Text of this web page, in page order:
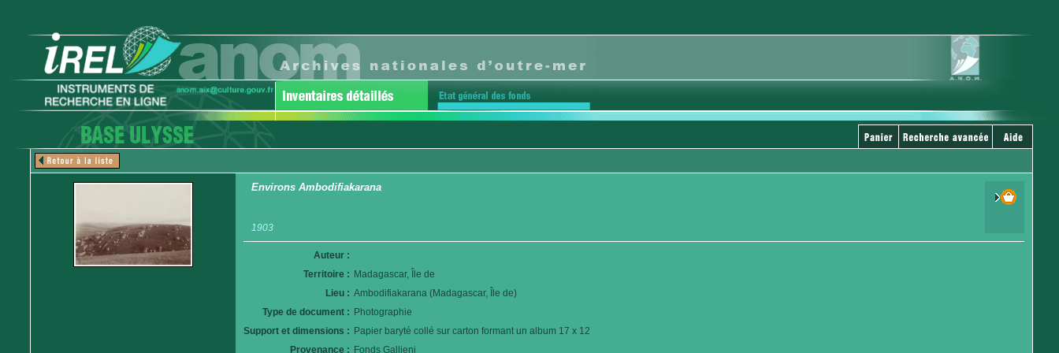
Environs Ambodifiakarana
1903
Auteur :
Territoire : Madagascar, Île de
Lieu : Ambodifiakarana (Madagascar, Île de)
Type de document : Photographie
Support et dimensions : Papier baryté collé sur carton formant un album 17 x 12
Provenance : Fonds Gallieni